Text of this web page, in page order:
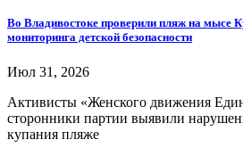
Во Владивостоке проверили пляж на мысе
мониторинга детской безопасности
Июл 31, 2026
Активисты «Женского движения
сторонники партии выявили
купания пляже